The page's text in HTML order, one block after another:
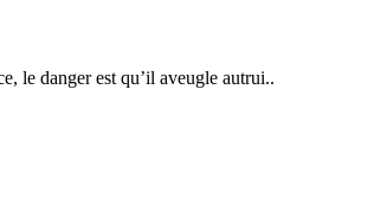
le danger est qu’il aveugle autrui..